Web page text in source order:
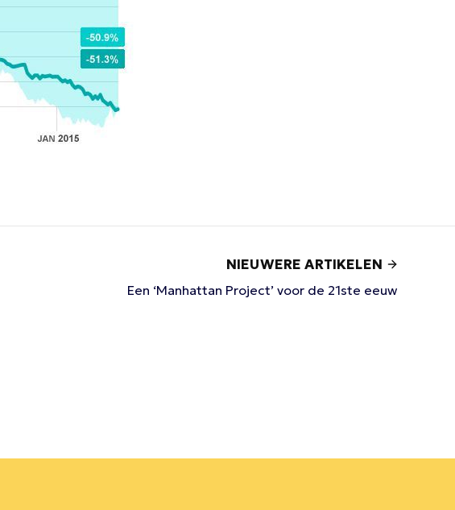
NIEUWERE ARTIKELEN
Een ‘Manhattan Project’ voor de 21ste eeuw